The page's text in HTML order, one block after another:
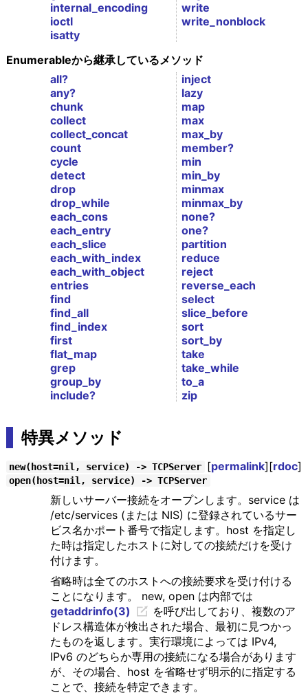
internal_encoding
ioctl
isatty
write
write_nonblock
Enumerableから継承しているメソッド
all?
any?
chunk
collect
collect_concat
count
cycle
detect
drop
drop_while
each_cons
each_entry
each_slice
each_with_index
each_with_object
entries
find
find_all
find_index
first
flat_map
grep
group_by
include?
inject
lazy
map
max
max_by
member?
min
min_by
minmax
minmax_by
none?
one?
partition
reduce
reject
reverse_each
select
slice_before
sort
sort_by
take
take_while
to_a
zip
特異メソッド
new(host=nil, service) -> TCPServer [permalink][rdoc]
open(host=nil, service) -> TCPServer
新しいサーバー接続をオープンします。service は
/etc/services (または NIS) に登録されているサー
ビス名かポート番号で指定します。host を指定し
た時は指定したホストに対しての接続だけを受け
付けます。
省略時は全てのホストへの接続要求を受け付ける
ことになります。 new, open は内部では
getaddrinfo(3)
を呼び出しており、複数のア
ドレス構造体が検出された場合、最初に見つかっ
たものを返します。実行環境によっては IPv4,
IPv6 のどちらか専用の接続になる場合があります
が、その場合、host を省略せず明示的に指定する
ことで、接続を特定できます。